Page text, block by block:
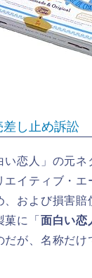
差し止め訴訟
い恋人」の元
エイティブ・
、および損害
菓に「 面白い恋
だが、名称だけ